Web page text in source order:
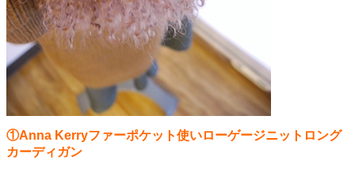
①Anna Kerryファーポケット使いローゲージニットロング
カーディガン